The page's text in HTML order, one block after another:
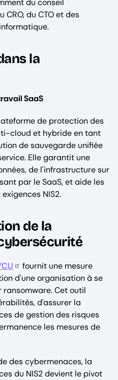
du conseil
CRO, du CTO et des
la
SaaS
de protection des
cloud et hybride en tant
de sauvegarde unifiée
Elle garantit une
de l'infrastructure sur
par le SaaS, et aide les
NIS2.
de la
fournit une mesure
d'une organisation à se
Cet outil
d'assurer la
de gestion des risques
les mesures de
des cybermenaces, la
du NIS2 devient le pivot